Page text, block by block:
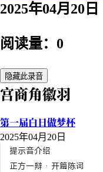
2025年04月20日
阅读量：0
隐藏此录音
宫商角徽羽
第一届白日做梦杯
2025年04月20日
提示音介绍
正方一辩 · 开篇陈词